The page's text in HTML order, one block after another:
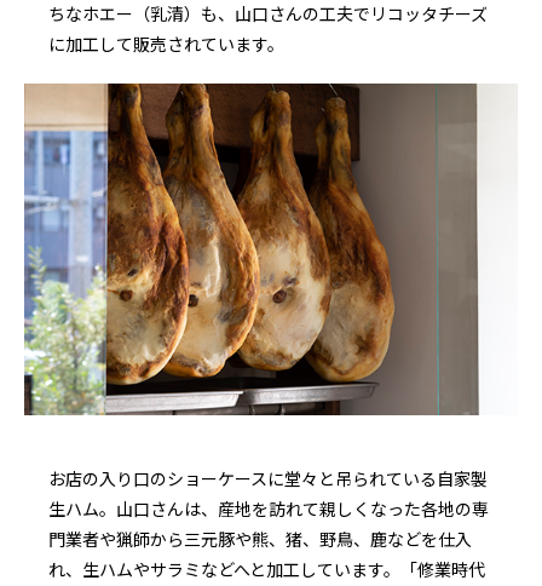
ちなホエー（乳清）も、山口さんの工夫でリコッタチーズ
に加工して販売されています。
お店の入り口のショーケースに堂々と吊られている自家製
生ハム。山口さんは、産地を訪れて親しくなった各地の専
門業者や猟師から三元豚や熊、猪、野鳥、鹿などを仕入
れ、生ハムやサラミなどへと加工しています。「修業時代